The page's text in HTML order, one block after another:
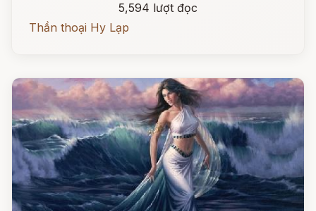
5,594 lượt đọc
Thần thoại Hy Lạp